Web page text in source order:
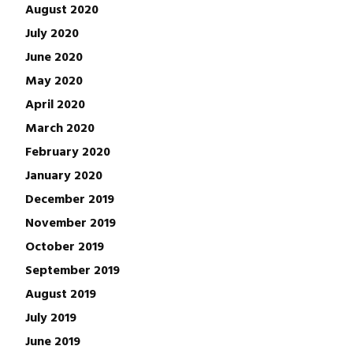
August 2020
July 2020
June 2020
May 2020
April 2020
March 2020
February 2020
January 2020
December 2019
November 2019
October 2019
September 2019
August 2019
July 2019
June 2019